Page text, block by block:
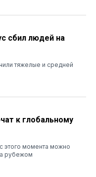
сбил людей на
тяжелые и средней
к глобальному
этого момента можно
рубежом